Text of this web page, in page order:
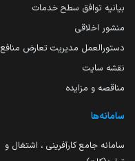
بیانیه توافق سطح خدمات
منشور اخلاقی
دستورالعمل مدیریت تعارض منافع
نقشه سایت
مناقصه و مزایده
سامانه‌ها
سامانه جامع کارآفرینی ، اشتغال و